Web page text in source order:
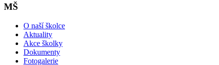
MŠ
O naší školce
Aktuality
Akce školky
Dokumenty
Fotogalerie